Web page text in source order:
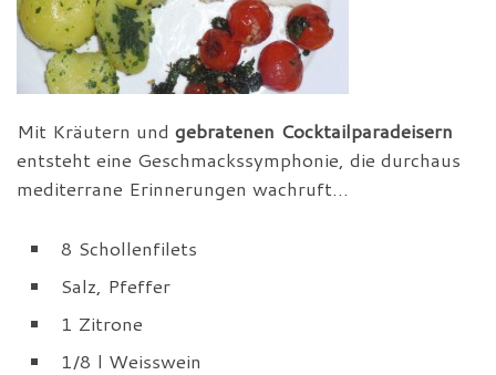
Mit Kräutern und gebratenen Cocktailparadeisern
entsteht eine Geschmackssymphonie, die durchaus
mediterrane Erinnerungen wachruft…
8 Schollenfilets
Salz, Pfeffer
1 Zitrone
1/8 l Weisswein